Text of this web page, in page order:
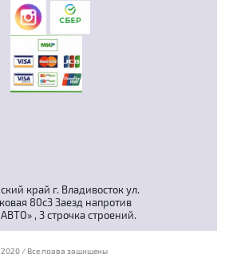
край г. Владивосток ул.
80с3 Заезд напротив
, 3 строчка строений.
/ Все права защищены